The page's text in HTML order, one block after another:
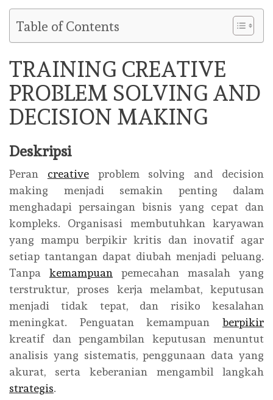
Table of Contents
TRAINING CREATIVE
PROBLEM SOLVING AND
DECISION MAKING
Deskripsi
Peran creativeproblem solving and decision
making menjadi semakin penting dalam
menghadapi persaingan bisnis yang cepat dan
kompleks. Organisasi membutuhkan karyawan
yang mampu berpikir kritis dan inovatif agar
setiap tantangan dapat diubah menjadi peluang.
Tanpa kemampuan pemecahan masalah yang
terstruktur, proses kerja melambat, keputusan
menjadi tidak tepat, dan risiko kesalahan
meningkat. Penguatan kemampuan berpikir
kreatif dan pengambilan keputusan menuntut
analisis yang sistematis, penggunaan data yang
akurat, serta keberanian mengambil langkah
strategis.